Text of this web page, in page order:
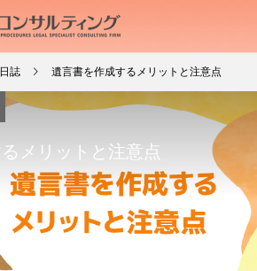
誌 遺言書を作成するメリットと注意点
メリットと注意点